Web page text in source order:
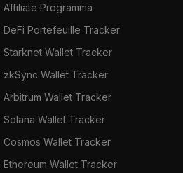
Affiliate Programma
DeFi Portefeuille Tracker
Starknet Wallet Tracker
zkSync Wallet Tracker
Arbitrum Wallet Tracker
Solana Wallet Tracker
Cosmos Wallet Tracker
Ethereum Wallet Tracker